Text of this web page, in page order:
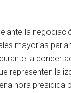
la
mayorías
la
representen la
hora